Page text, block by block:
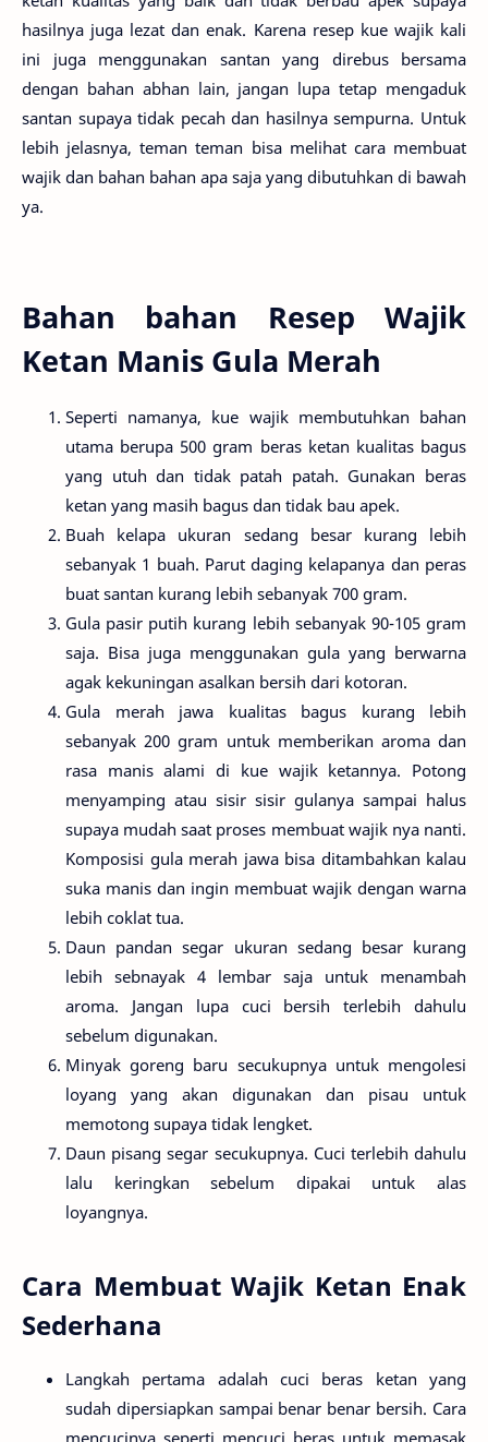
hasilnya juga lezat dan enak. Karena resep kue wajik kali
ini juga menggunakan santan yang direbus bersama
dengan bahan abhan lain, jangan lupa tetap mengaduk
santan supaya tidak pecah dan hasilnya sempurna. Untuk
lebih jelasnya, teman teman bisa melihat cara membuat
wajik dan bahan bahan apa saja yang dibutuhkan di bawah
ya.
Bahan bahan Resep Wajik
Ketan Manis Gula Merah
Seperti namanya, kue wajik membutuhkan bahan
utama berupa 500 gram beras ketan kualitas bagus
yang utuh dan tidak patah patah. Gunakan beras
ketan yang masih bagus dan tidak bau apek.
Buah kelapa ukuran sedang besar kurang lebih
sebanyak 1 buah. Parut daging kelapanya dan peras
buat santan kurang lebih sebanyak 700 gram.
Gula pasir putih kurang lebih sebanyak 90-105 gram
saja. Bisa juga menggunakan gula yang berwarna
agak kekuningan asalkan bersih dari kotoran.
Gula merah jawa kualitas bagus kurang lebih
sebanyak 200 gram untuk memberikan aroma dan
rasa manis alami di kue wajik ketannya. Potong
menyamping atau sisir sisir gulanya sampai halus
supaya mudah saat proses membuat wajik nya nanti.
Komposisi gula merah jawa bisa ditambahkan kalau
suka manis dan ingin membuat wajik dengan warna
lebih coklat tua.
Daun pandan segar ukuran sedang besar kurang
lebih sebnayak 4 lembar saja untuk menambah
aroma. Jangan lupa cuci bersih terlebih dahulu
sebelum digunakan.
Minyak goreng baru secukupnya untuk mengolesi
loyang yang akan digunakan dan pisau untuk
memotong supaya tidak lengket.
Daun pisang segar secukupnya. Cuci terlebih dahulu
lalu keringkan sebelum dipakai untuk alas
loyangnya.
Cara Membuat Wajik Ketan Enak
Sederhana
Langkah pertama adalah cuci beras ketan yang
sudah dipersiapkan sampai benar benar bersih. Cara
mencucinya seperti mencuci beras untuk memasak